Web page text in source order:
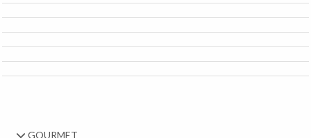
GOURMET